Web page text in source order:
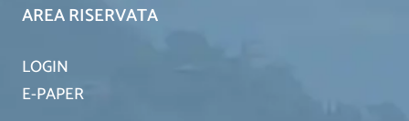
AREA RISERVATA
LOGIN
E-PAPER